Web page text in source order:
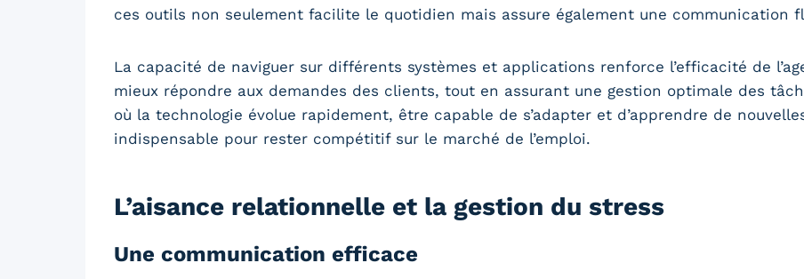
ces outils non seulement facilite le quotidien mais assure également une communication
La capacité de naviguer sur différents systèmes et applications renforce l’efficacité de
mieux répondre aux demandes des clients, tout en assurant une gestion optimale des
où la technologie évolue rapidement, être capable de s’adapter et d’apprendre de
indispensable pour rester compétitif sur le marché de l’emploi.
L’aisance relationnelle et la gestion du stress
Une communication efficace